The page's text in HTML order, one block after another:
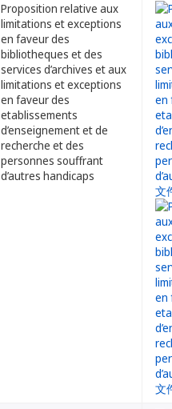
Proposition relative aux
limitations et exceptions
en faveur des
bibliotheques et des
services d’archives et aux
limitations et exceptions
en faveur des
etablissements
d’enseignement et de
recherche et des
personnes souffrant
d’autres handicaps